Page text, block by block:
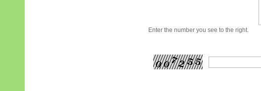
Enter the number you see to the right.